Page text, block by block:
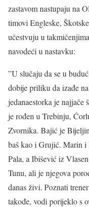
zastavom nastupaju na
timovi Engleske,
učestvuju u
navodeći u nastavku:
”U slučaju da se u
dobije priliku da izađe
jedanaestorka je
je rođen u Trebinju,
Zvornika. Bajić je
baš kao i Grujić. Marin i
Pala, a Ibišević iz
Tunu, ali je njegova
danas živi. Poznati
takođe, vodi porijeklo s